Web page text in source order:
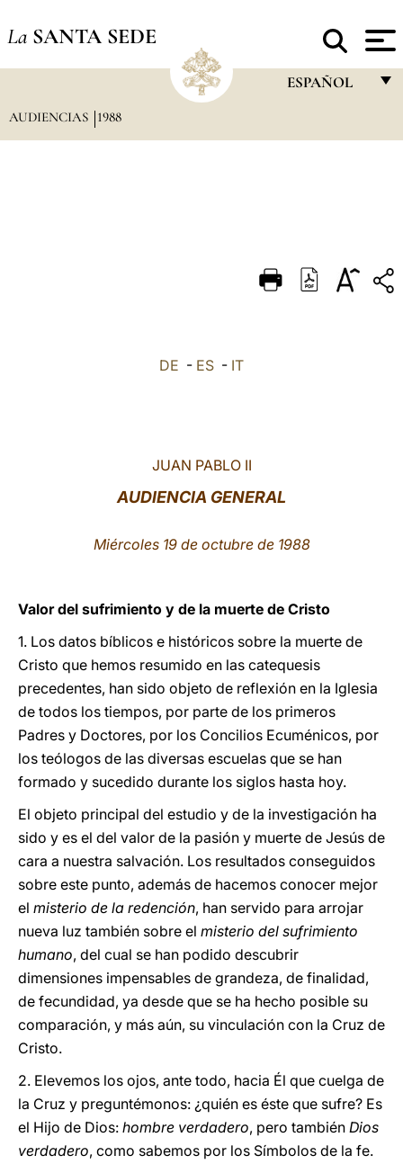
La SANTA SEDE
ESPAÑOL
DEUTSCH
AUDIENCIAS 1988
DE - ES - IT
JUAN PABLO II
AUDIENCIA GENERAL
Miércoles 19 de octubre de 1988
Valor del sufrimiento y de la muerte de Cristo
1. Los datos bíblicos e históricos sobre la muerte de
Cristo que hemos resumido en las catequesis
precedentes, han sido objeto de reflexión en la Iglesia
de todos los tiempos, por parte de los primeros
Padres y Doctores, por los Concilios Ecuménicos, por
los teólogos de las diversas escuelas que se han
formado y sucedido durante los siglos hasta hoy.
El objeto principal del estudio y de la investigación ha
sido y es el del valor de la pasión y muerte de Jesús de
cara a nuestra salvación. Los resultados conseguidos
sobre este punto, además de hacemos conocer mejor
el misterio de la redención, han servido para arrojar
nueva luz también sobre el misterio del sufrimiento
humano, del cual se han podido descubrir
dimensiones impensables de grandeza, de finalidad,
de fecundidad, ya desde que se ha hecho posible su
comparación, y más aún, su vinculación con la Cruz de
Cristo.
2. Elevemos los ojos, ante todo, hacia Él que cuelga de
la Cruz y preguntémonos: ¿quién es éste que sufre? Es
el Hijo de Dios: hombre verdadero, pero también Dios
verdadero, como sabemos por los Símbolos de la fe.